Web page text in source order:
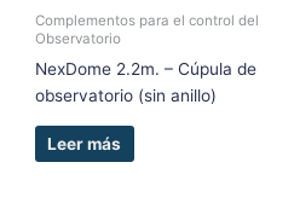
Complementos para el control del
Observatorio
NexDome 2.2m. – Cúpula de
observatorio (sin anillo)
Leer más